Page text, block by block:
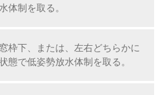
体制を取る。
枠下、または、左右どちらかに
態で低姿勢放水体制を取る。